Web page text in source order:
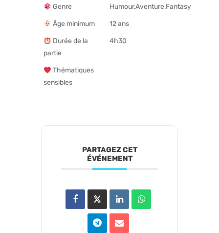
Genre Humour,Aventure,Fantasy
Âge minimum 12 ans
Durée de la
partie
4h30
Thématiques
sensibles
PARTAGEZ CET
ÉVÉNEMENT